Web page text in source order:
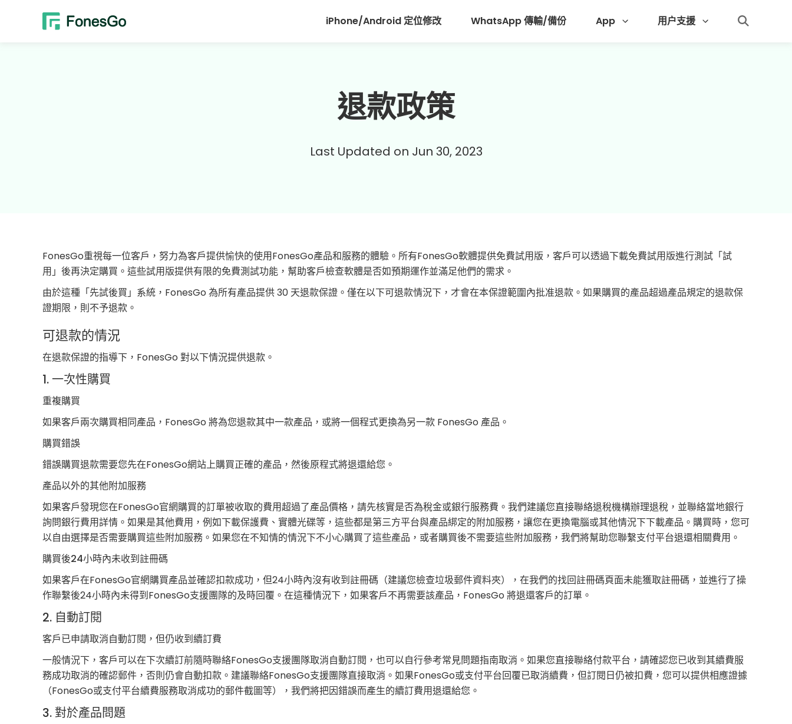
iPhone/Android 定位修改 WhatsApp 傳輸/備份 App 用户支援
退款政策
Last Updated on Jun 30, 2023
FonesGo重視每一位客戶，努力為客戶提供愉快的使用FonesGo產品和服務的體驗。所有FonesGo軟體提供免費試用版，客戶可以透過下載免費試用版進行測試「試
用」後再決定購買。這些試用版提供有限的免費測試功能，幫助客戶檢查軟體是否如預期運作並滿足他們的需求。
由於這種「先試後買」系統，FonesGo 為所有產品提供 30 天退款保證。僅在以下可退款情況下，才會在本保證範圍內批准退款。如果購買的產品超過產品規定的退款保
證期限，則不予退款。
可退款的情況
在退款保證的指導下，FonesGo 對以下情況提供退款。
1. 一次性購買
重複購買
如果客戶兩次購買相同產品，FonesGo 將為您退款其中一款產品，或將一個程式更換為另一款 FonesGo 產品。
購買錯誤
錯誤購買退款需要您先在FonesGo網站上購買正確的產品，然後原程式將退還給您。
產品以外的其他附加服務
如果客戶發現您在FonesGo官網購買的訂單被收取的費用超過了產品價格，請先核實是否為稅金或銀行服務費。我們建議您直接聯絡退稅機構辦理退稅，並聯絡當地銀行
詢問銀行費用詳情。如果是其他費用，例如下載保護費、實體光碟等，這些都是第三方平台與產品綁定的附加服務，讓您在更換電腦或其他情況下下載產品。購買時，您可
以自由選擇是否需要購買這些附加服務。如果您在不知情的情況下不小心購買了這些產品，或者購買後不需要這些附加服務，我們將幫助您聯繫支付平台退還相關費用。
購買後24小時內未收到註冊碼
如果客戶在FonesGo官網購買產品並確認扣款成功，但24小時內沒有收到註冊碼（建議您檢查垃圾郵件資料夾），在我們的找回註冊碼頁面未能獲取註冊碼，並進行了操
作聯繫後24小時內未得到FonesGo支援團隊的及時回覆。在這種情況下，如果客戶不再需要該產品，FonesGo 將退還客戶的訂單。
2. 自動訂閱
客戶已申請取消自動訂閱，但仍收到續訂費
一般情況下，客戶可以在下次續訂前隨時聯絡FonesGo支援團隊取消自動訂閱，也可以自行參考常見問題指南取消。如果您直接聯絡付款平台，請確認您已收到其續費服
務成功取消的確認郵件，否則仍會自動扣款。建議聯絡FonesGo支援團隊直接取消。如果FonesGo或支付平台回覆已取消續費，但訂閱日仍被扣費，您可以提供相應證據
（FonesGo或支付平台續費服務取消成功的郵件截圖等），我們將把因錯誤而產生的續訂費用退還給您。
3. 對於產品問題